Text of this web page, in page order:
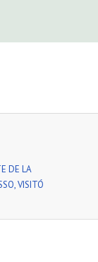
DE LA
VISITÓ